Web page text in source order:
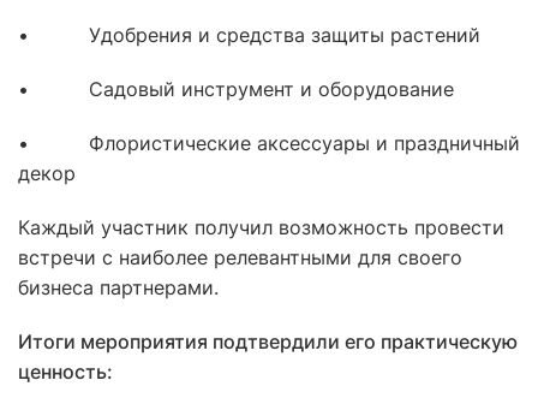
• Удобрения и средства защиты растений
• Садовый инструмент и оборудование
• Флористические аксессуары и праздничный
декор
Каждый участник получил возможность провести
встречи с наиболее релевантными для своего
бизнеса партнерами.
Итоги мероприятия подтвердили его практическую
ценность: